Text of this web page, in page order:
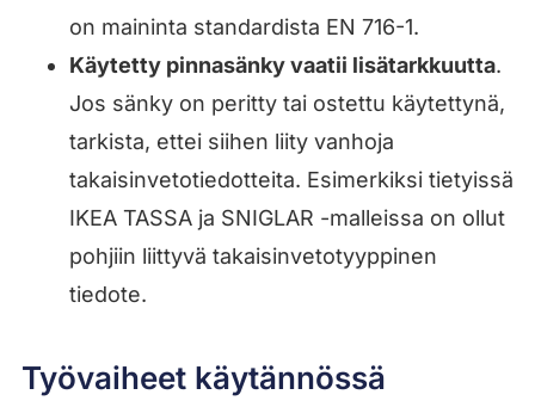
on maininta standardista EN 716-1.
Käytetty pinnasänky vaatii lisätarkkuutta.
Jos sänky on peritty tai ostettu käytettynä,
tarkista, ettei siihen liity vanhoja
takaisinvetotiedotteita. Esimerkiksi tietyissä
IKEA TASSA ja SNIGLAR -malleissa on ollut
pohjiin liittyvä takaisinvetotyyppinen
tiedote.
Työvaiheet käytännössä